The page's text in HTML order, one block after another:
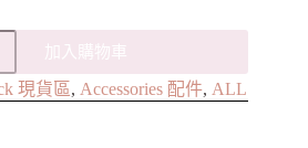
加入購物車
現貨區, Accessories 配件, ALL